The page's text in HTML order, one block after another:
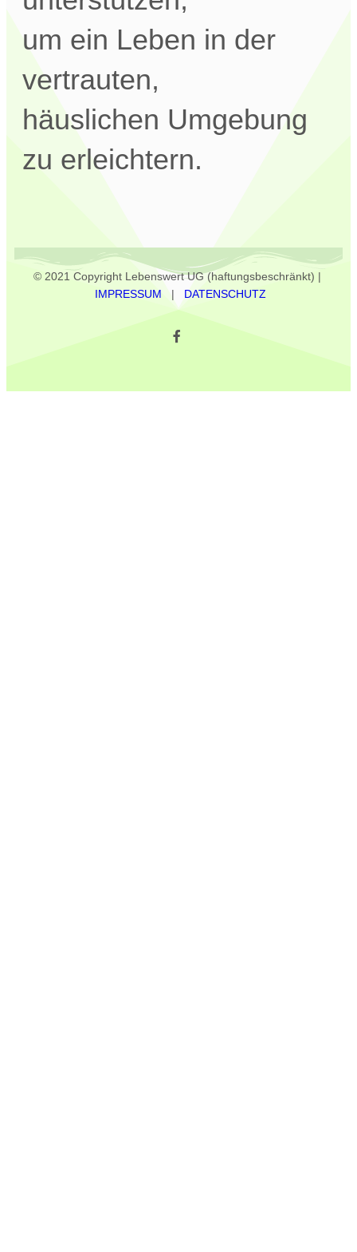
um ein Leben in der
vertrauten,
häuslichen Umgebung
zu erleichtern.
© 2021 Copyright Lebenswert UG (haftungsbeschränkt) |
IMPRESSUM | DATENSCHUTZ